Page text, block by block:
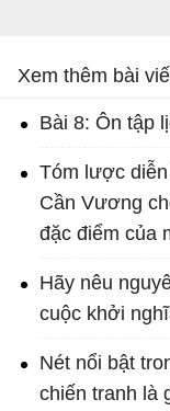
Xem thêm bài
Bài 8: Ôn tập
Tóm lược
Cần Vương
đặc điểm của
Hãy nêu
cuộc khởi
Nét nổi bật
chiến tranh là